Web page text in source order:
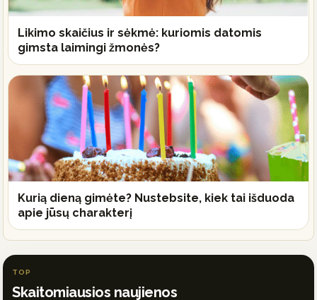
Likimo skaičius ir sėkmė: kuriomis datomis
gimsta laimingi žmonės?
Kurią dieną gimėte? Nustebsite, kiek tai išduoda
apie jūsų charakterį
TOP
Skaitomiausios naujienos